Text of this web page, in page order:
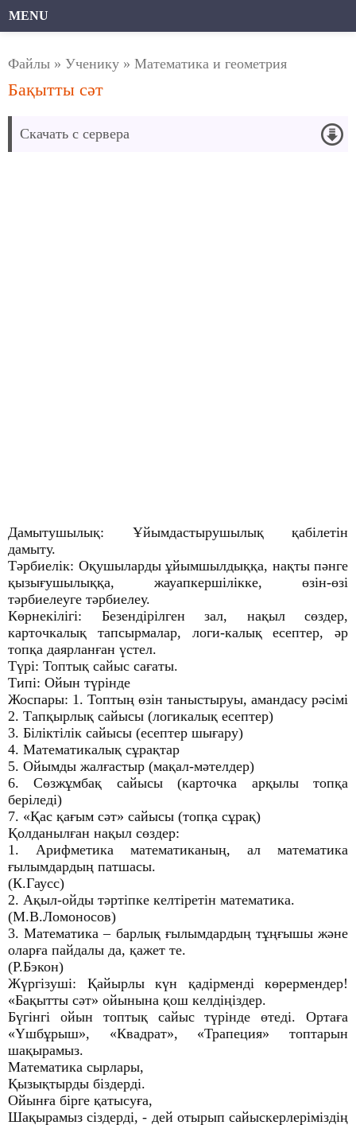
MENU
Файлы » Ученику » Математика и геометрия
Бақытты сәт
Скачать с сервера
Дамытушылық: Ұйымдастырушылық қабілетін
дамыту.
Тәрбиелік: Оқушыларды ұйымшылдыққа, нақты пәнге
қызығушылыққа, жауапкершілікке, өзін-өзі
тәрбиелеуге тәрбиелеу.
Көрнекілігі: Безендірілген зал, нақыл сөздер,
карточкалық тапсырмалар, логи-калық есептер, әр
топқа даярланған үстел.
Түрі: Топтық сайыс сағаты.
Типі: Ойын түрінде
Жоспары: 1. Топтың өзін таныстыруы, амандасу рәсімі
2. Тапқырлық сайысы (логикалық есептер)
3. Біліктілік сайысы (есептер шығару)
4. Математикалық сұрақтар
5. Ойымды жалғастыр (мақал-мәтелдер)
6. Сөзжұмбақ сайысы (карточка арқылы топқа
беріледі)
7. «Қас қағым сәт» сайысы (топқа сұрақ)
Қолданылған нақыл сөздер:
1. Арифметика математиканың, ал математика
ғылымдардың патшасы.
(К.Гаусс)
2. Ақыл-ойды тәртіпке келтіретін математика.
(М.В.Ломоносов)
3. Математика – барлық ғылымдардың тұңғышы және
оларға пайдалы да, қажет те.
(Р.Бэкон)
Жүргізуші: Қайырлы күн қадірменді көрермендер!
«Бақытты сәт» ойынына қош келдіңіздер.
Бүгінгі ойын топтық сайыс түрінде өтеді. Ортаға
«Үшбұрыш», «Квадрат», «Трапеция» топтарын
шақырамыз.
Математика сырлары,
Қызықтырды біздерді.
Ойынға бірге қатысуға,
Шақырамыз сіздерді, - дей отырып сайыскерлеріміздің